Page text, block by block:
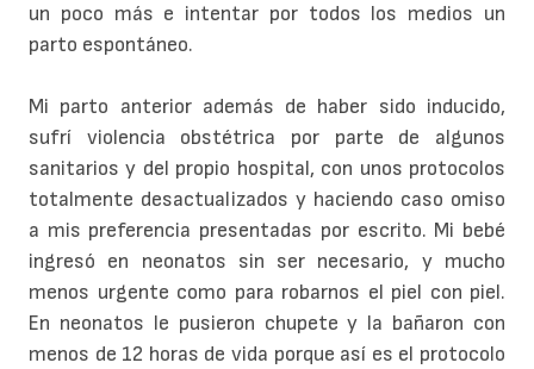
un poco más e intentar por todos los medios un
parto espontáneo.
Mi parto anterior además de haber sido inducido,
sufrí violencia obstétrica por parte de algunos
sanitarios y del propio hospital, con unos protocolos
totalmente desactualizados y haciendo caso omiso
a mis preferencia presentadas por escrito. Mi bebé
ingresó en neonatos sin ser necesario, y mucho
menos urgente como para robarnos el piel con piel.
En neonatos le pusieron chupete y la bañaron con
menos de 12 horas de vida porque así es el protocolo